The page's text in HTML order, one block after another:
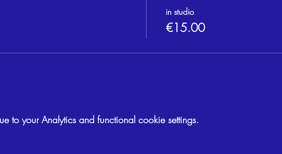
in studio
€15.00
to your Analytics and functional cookie settings.